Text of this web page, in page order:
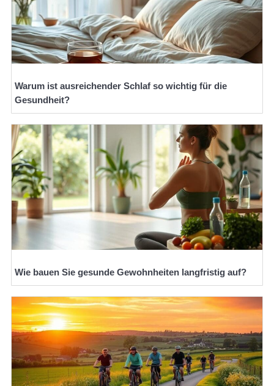
Warum ist ausreichender Schlaf so wichtig für die
Gesundheit?
Wie bauen Sie gesunde Gewohnheiten langfristig auf?